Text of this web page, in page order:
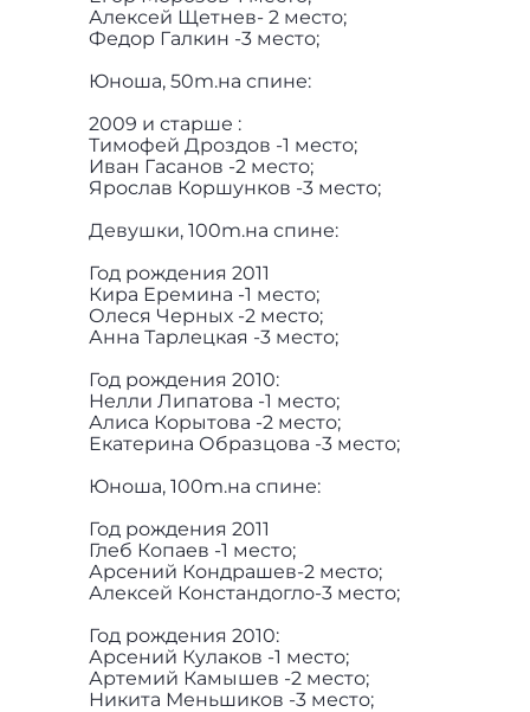
Алексей Щетнев- 2 место;
Федор Галкин -3 место;
Юноша, 50m.на спине:
2009 и старше :
Тимофей Дроздов -1 место;
Иван Гасанов -2 место;
Ярослав Коршунков -3 место;
Девушки, 100m.на спине:
Год рождения 2011
Кира Еремина -1 место;
Олеся Черных -2 место;
Анна Тарлецкая -3 место;
Год рождения 2010:
Нелли Липатова -1 место;
Алиса Корытова -2 место;
Екатерина Образцова -3 место;
Юноша, 100m.на спине:
Год рождения 2011
Глеб Копаев -1 место;
Арсений Кондрашев-2 место;
Алексей Констандогло-3 место;
Год рождения 2010:
Арсений Кулаков -1 место;
Артемий Камышев -2 место;
Никита Меньшиков -3 место;